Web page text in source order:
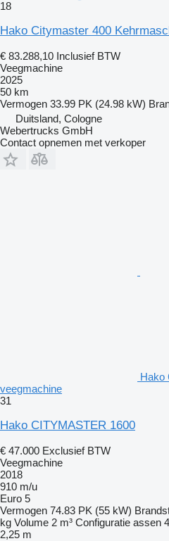
18
Hako Citymaster 400
€ 83.288,10 Inclusief BTW
Veegmachine
2025
50 km
Vermogen 33.99 PK (24.98 kW)
Duitsland, Cologne
Webertrucks GmbH
Contact opnemen met verkoper
Hako
veegmachine
31
Hako CITYMASTER 1600
€ 47.000 Exclusief BTW
Veegmachine
2018
910 m/u
Euro 5
Vermogen 74.83 PK (55 kW)
kg Volume 2 m³ Configuratie assen
2,25 m